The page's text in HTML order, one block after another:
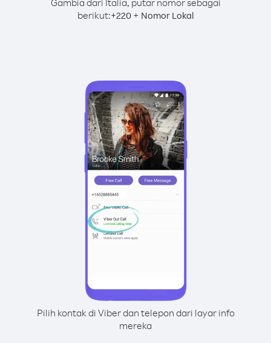
Gambia dari Italia, putar nomor sebagai
berikut:+220+ Nomor Lokal
Pilih kontak di Viber dan telepon dari layar info
mereka